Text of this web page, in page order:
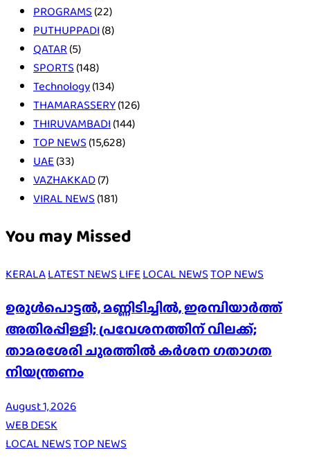
PROGRAMS (22)
PUTHUPPADI (8)
QATAR(5)
SPORTS (148)
Technology(134)
THAMARASSERY(126)
THIRUVAMBADI (144)
TOP NEWS (15,628)
UAE (33)
VAZHAKKAD(7)
VIRAL NEWS (181)
You may Missed
KERALALATEST NEWSLIFELOCAL NEWSTOP NEWS
ഉരുൾപൊട്ടൽ, മണ്ണിടിച്ചിൽ, ഇരമ്പിയാര്‍ത്ത്
അതിരപ്പിള്ളി; പ്രവേശനത്തിന് വിലക്ക്;
താമരശേരി ചുരത്തില്‍ കര്‍ശന ഗതാഗത
നിയന്ത്രണം
August 1, 2026
WEB DESK
LOCAL NEWSTOP NEWS